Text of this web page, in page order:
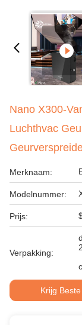
Nano X300-
Luchthvac
Merknaam:
Modelnummer:
Prijs:
Verpakking:
Krijg